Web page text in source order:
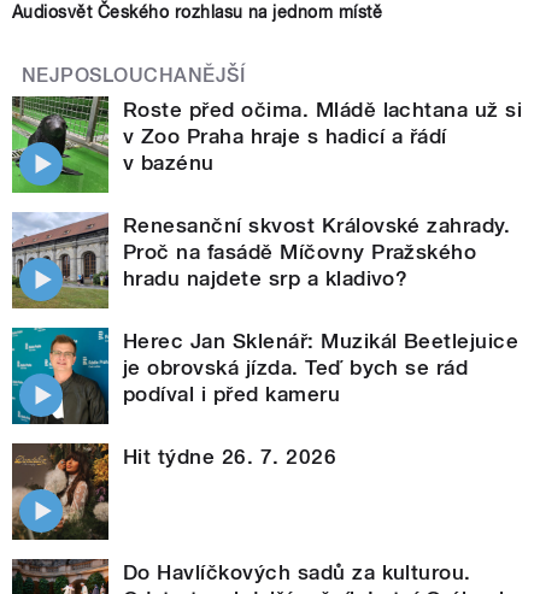
Audiosvět Českého rozhlasu na jednom místě
NEJPOSLOUCHANĚJŠÍ
Roste před očima. Mládě lachtana už si
v Zoo Praha hraje s hadicí a řádí
v bazénu
Renesanční skvost Královské zahrady.
Proč na fasádě Míčovny Pražského
hradu najdete srp a kladivo?
Herec Jan Sklenář: Muzikál Beetlejuice
je obrovská jízda. Teď bych se rád
podíval i před kameru
Hit týdne 26. 7. 2026
Do Havlíčkových sadů za kulturou.